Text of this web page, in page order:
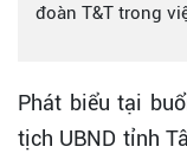
đoàn T&T trong
Phát biểu tại
tịch UBND tỉnh